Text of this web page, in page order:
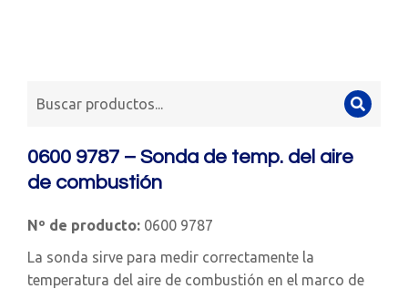
0600 9787 – Sonda de temp. del aire
de combustión
Nº de producto: 0600 9787
La sonda sirve para medir correctamente la
temperatura del aire de combustión en el marco de